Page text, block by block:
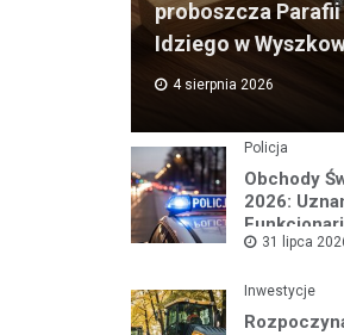
proboszcza
Idziego w
4 sierpnia 2026
Policja
Obchody
2026:
lecie31 lipca
Inwestycje